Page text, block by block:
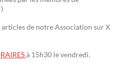
articles de notre Association sur X
à 15h30 le vendredi.